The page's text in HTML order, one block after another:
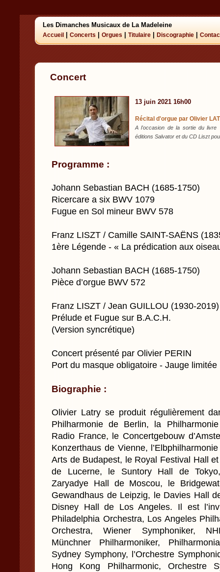
Les Dimanches Musicaux de La Madeleine
Accueil Concerts Orgues Titulaire Discographie
Concert
13 juin 2021 16h00
Récital d'orgue par Olivier
A l'occasion de la sortie du livre
éditions Salvator et du CD Liszt
Programme :
Johann Sebastian BACH (1685-1750)
Ricercare a six BWV 1079
Fugue en Sol mineur BWV 578
Franz LISZT / Camille SAINT-SAËNS
1ère Légende - « La prédication aux
Johann Sebastian BACH (1685-1750)
Pièce d’orgue BWV 572
Franz LISZT / Jean GUILLOU (1930-2019)
Prélude et Fugue sur B.A.C.H.
(Version syncrétique)
Concert présenté par Olivier PERIN
Port du masque obligatoire - Jauge limitée
Biographie :
Olivier Latry se produit régulièrement
Philharmonie de Berlin, la
Radio France, le Concertgebouw
Konzerthaus de Vienne,
Arts de Budapest, le Royal Festival Hall
de Lucerne, le Suntory Hall de
Zaryadye Hall de Moscou, le
Gewandhaus de Leipzig, le Davies Hall
Disney Hall de Los Angeles. Il est
Philadelphia Orchestra, Los Angeles
Orchestra, Wiener Symphoniker,
Münchner Philharmoniker,
Sydney Symphony, l’Orchestre
Hong Kong Philharmonic, Orchestre